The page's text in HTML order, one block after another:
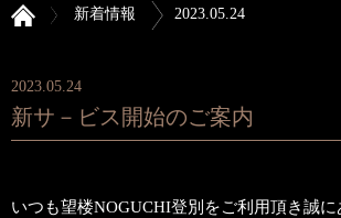
新着情報 2023.05.24
2023.05.24
新サ－ビス開始のご案内
いつも望楼NOGUCHI登別をご利用頂き誠